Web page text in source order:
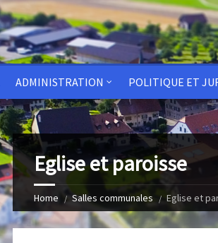
ADMINISTRATION POLITIQUE ET
Eglise et paroisse
Home Salles communales Eglise et